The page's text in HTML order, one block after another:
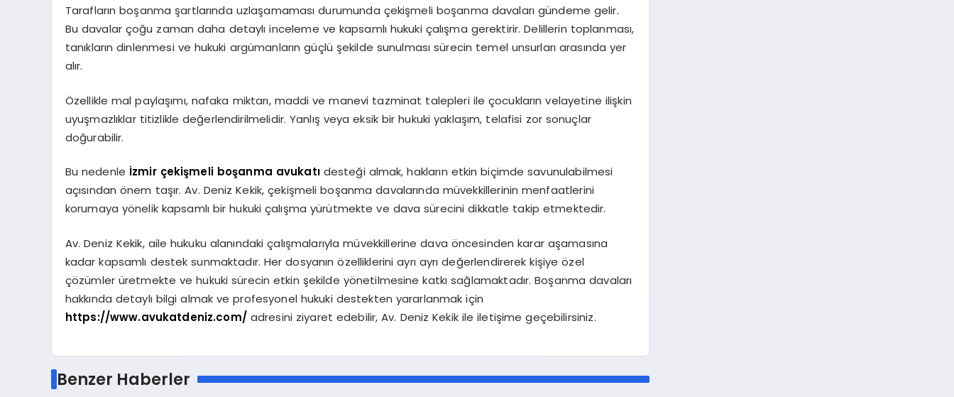
Tarafların boşanma şartlarında uzlaşamaması durumunda çekişmeli boşanma davaları gündeme gelir.
Bu davalar çoğu zaman daha detaylı inceleme ve kapsamlı hukuki çalışma gerektirir. Delillerin toplanması,
tanıkların dinlenmesi ve hukuki argümanların güçlü şekilde sunulması sürecin temel unsurları arasında yer
alır.
Özellikle mal paylaşımı, nafaka miktarı, maddi ve manevi tazminat talepleri ile çocukların velayetine ilişkin
uyuşmazlıklar titizlikle değerlendirilmelidir. Yanlış veya eksik bir hukuki yaklaşım, telafisi zor sonuçlar
doğurabilir.
Bu nedenle İzmir çekişmeli boşanma avukatıdesteği almak, hakların etkin biçimde savunulabilmesi
açısından önem taşır. Av. Deniz Kekik, çekişmeli boşanma davalarında müvekkillerinin menfaatlerini
korumaya yönelik kapsamlı bir hukuki çalışma yürütmekte ve dava sürecini dikkatle takip etmektedir.
Av. Deniz Kekik, aile hukuku alanındaki çalışmalarıyla müvekkillerine dava öncesinden karar aşamasına
kadar kapsamlı destek sunmaktadır. Her dosyanın özelliklerini ayrı ayrı değerlendirerek kişiye özel
çözümler üretmekte ve hukuki sürecin etkin şekilde yönetilmesine katkı sağlamaktadır. Boşanma davaları
hakkında detaylı bilgi almak ve profesyonel hukuki destekten yararlanmak için
https://www.avukatdeniz.com/adresini ziyaret edebilir, Av. Deniz Kekik ile iletişime geçebilirsiniz.
Benzer Haberler